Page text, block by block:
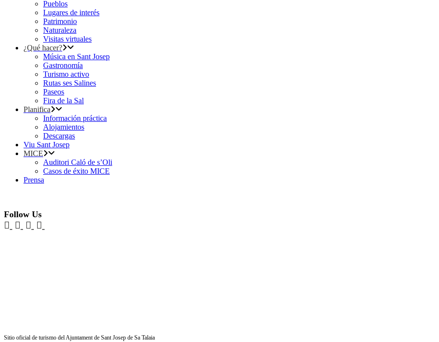
Pueblos
Lugares de interés
Patrimonio
Naturaleza
Visitas virtuales
¿Qué hacer?
Música en Sant Josep
Gastronomía
Turismo activo
Rutas ses Salines
Paseos
Fira de la Sal
Planifica
Información práctica
Alojamientos
Descargas
Viu Sant Josep
MICE
Auditori Caló de s’Oli
Casos de éxito MICE
Prensa
Follow Us
Sitio oficial de turismo del Ajuntament de Sant Josep de Sa Talaia